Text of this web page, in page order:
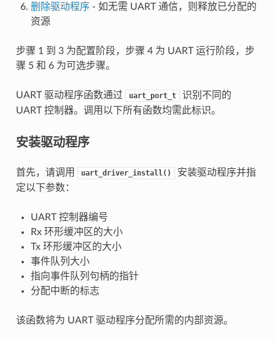
删除驱动程序 - 如无需 UART 通信，则释放已分配的
资源
步骤 1 到 3 为配置阶段，步骤 4 为 UART 运行阶段，步
骤 5 和 6 为可选步骤。
UART 驱动程序函数通过 uart_port_t
识别不同的
UART 控制器。调用以下所有函数均需此标识。
安装驱动程序
首先，请调用 uart_driver_install()
安装驱动程序并指
定以下参数：
UART 控制器编号
Rx 环形缓冲区的大小
Tx 环形缓冲区的大小
事件队列大小
指向事件队列句柄的指针
分配中断的标志
该函数将为 UART 驱动程序分配所需的内部资源。